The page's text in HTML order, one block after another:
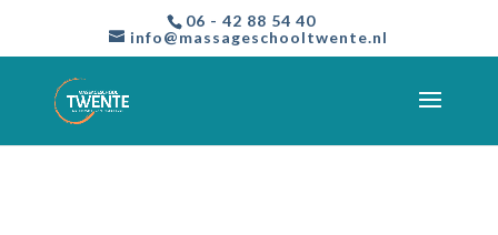
06 - 42 88 54 40
info@massageschooltwente.nl